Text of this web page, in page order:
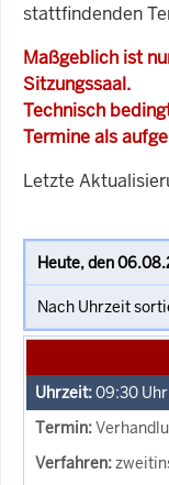
stattfindenden
Maßgeblich ist
Sitzungssaal.
Technisch
Termine als
Letzte
09:30 Uhr